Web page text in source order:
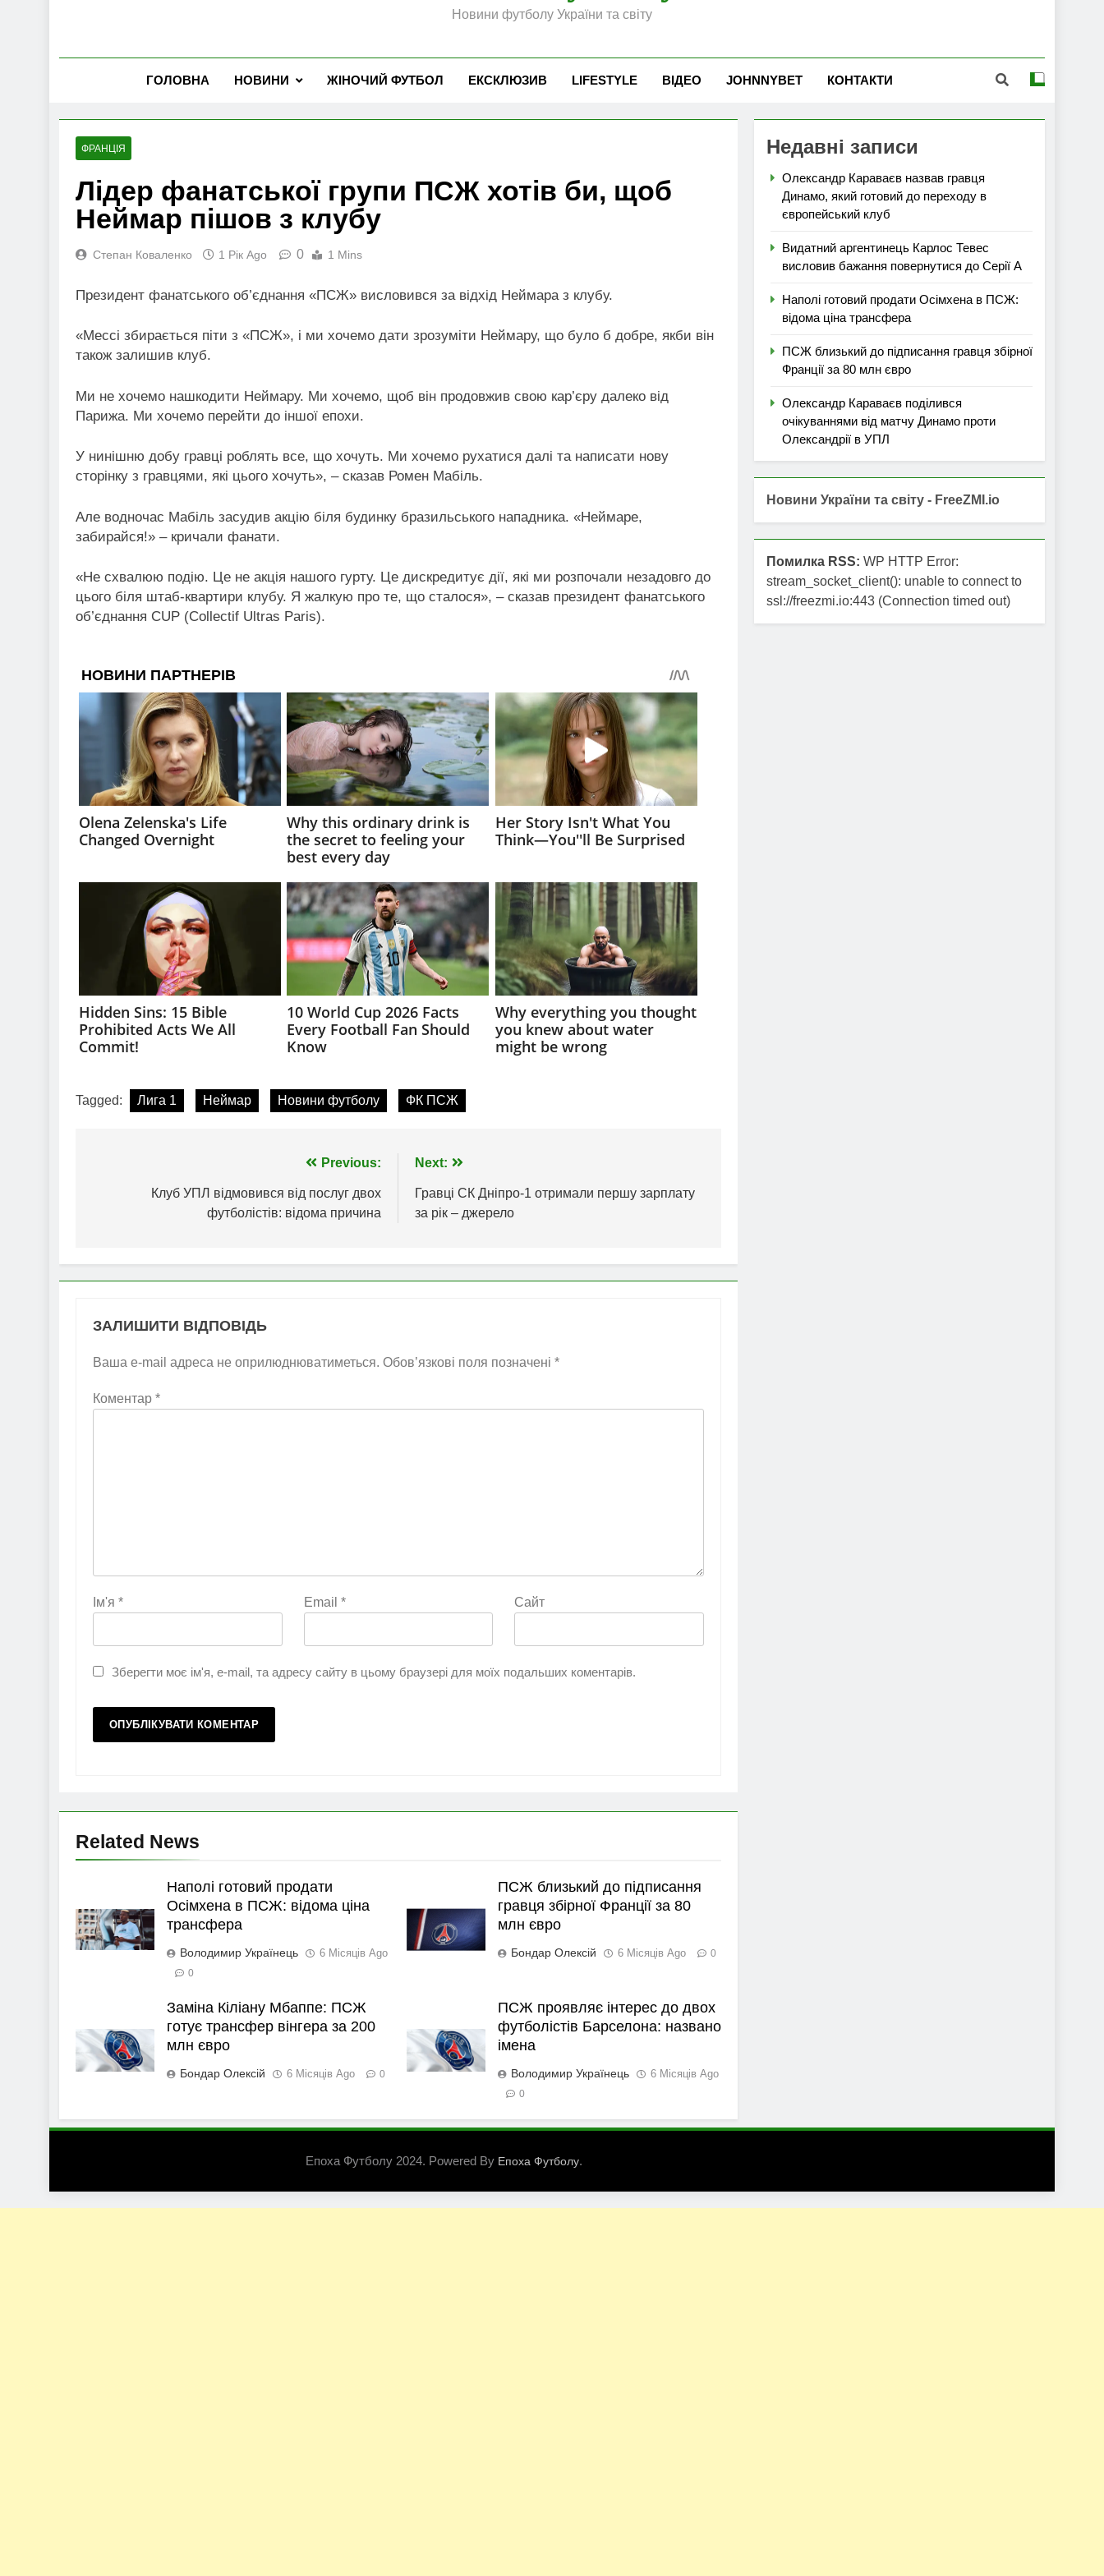
Новини футболу України та світу
ГОЛОВНА НОВИНИ ЖІНОЧИЙ ФУТБОЛ ЕКСКЛЮЗИВ LIFESTYLE ВІДЕО JOHNNYBET КОНТАКТИ
ФРАНЦІЯ
Лідер фанатської групи ПСЖ хотів би, щоб
Неймар пішов з клубу
Степан Коваленко 1 Рік Ago 0 1 Mins
Президент фанатського об’єднання «ПСЖ» висловився за відхід Неймара з клубу.
«Мессі збирається піти з «ПСЖ», і ми хочемо дати зрозуміти Неймару, що було б добре, якби він
також залишив клуб.
Ми не хочемо нашкодити Неймару. Ми хочемо, щоб він продовжив свою кар’єру далеко від
Парижа. Ми хочемо перейти до іншої епохи.
У нинішню добу гравці роблять все, що хочуть. Ми хочемо рухатися далі та написати нову
сторінку з гравцями, які цього хочуть», – сказав Ромен Мабіль.
Але водночас Мабіль засудив акцію біля будинку бразильського нападника. «Неймаре,
забирайся!» – кричали фанати.
«Не схвалюю подію. Це не акція нашого гурту. Це дискредитує дії, які ми розпочали незадовго до
цього біля штаб-квартири клубу. Я жалкую про те, що сталося», – сказав президент фанатського
об’єднання CUP (Collectif Ultras Paris).
Tagged: Лига 1 Неймар Новини футболу ФК ПСЖ
записів
Previous:
Клуб УПЛ відмовився від послуг двох
футболістів: відома причина
Next:
Гравці СК Дніпро-1 отримали першу зарплату
за рік – джерело
ЗАЛИШИТИ ВІДПОВІДЬ
Ваша e-mail адреса не оприлюднюватиметься. Обов’язкові поля позначені *
Коментар *
Ім'я * Email * Сайт
Зберегти моє ім'я, e-mail, та адресу сайту в цьому браузері для моїх подальших коментарів.
Related News
Наполі готовий продати
Осімхена в ПСЖ: відома ціна
трансфера
Володимир Українець 6 Місяців Ago
0
ПСЖ близький до підписання
гравця збірної Франції за 80
млн євро
Бондар Олексій 6 Місяців Ago 0
Заміна Кіліану Мбаппе: ПСЖ
готує трансфер вінгера за 200
млн євро
Бондар Олексій 6 Місяців Ago 0
ПСЖ проявляє інтерес до двох
футболістів Барселона: названо
імена
Володимир Українець 6 Місяців Ago
0
Недавні записи
Олександр Караваєв назвав гравця
Динамо, який готовий до переходу в
європейський клуб
Видатний аргентинець Карлос Тевес
висловив бажання повернутися до Серії А
Наполі готовий продати Осімхена в ПСЖ:
відома ціна трансфера
ПСЖ близький до підписання гравця збірної
Франції за 80 млн євро
Олександр Караваєв поділився
очікуваннями від матчу Динамо проти
Олександрії в УПЛ
Новини України та світу - FreeZMI.io
Помилка RSS: WP HTTP Error:
stream_socket_client(): unable to connect to
ssl://freezmi.io:443 (Connection timed out)
Епоха Футболу 2024. Powered By Епоха Футболу.